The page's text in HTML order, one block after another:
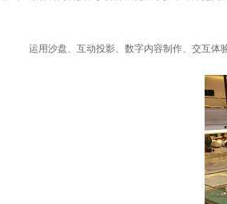
运用沙盘、互动投影、数字内容制作、交互体